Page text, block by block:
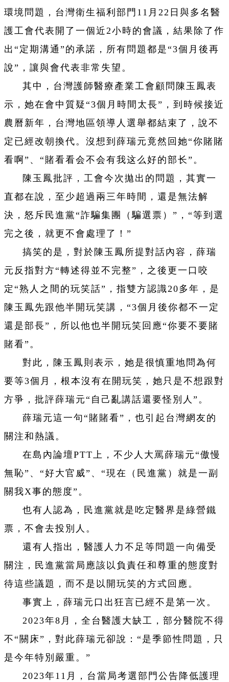
環境問題，台灣衛生福利部門11月22日與多名醫
護工會代表開了一個近2小時的會議，結果除了作
出“定期溝通”的承諾，所有問題都是“3個月後再
說”，讓與會代表非常失望。
其中，台灣護師醫療產業工會顧問陳玉鳳表
示，她在會中質疑“3個月時間太長”，到時候接近
農曆新年，台灣地區領導人選舉都結束了，說不
定已經改朝換代。沒想到薛瑞元竟然回她“你賭賭
看啊”、“賭看看会不会有我这么好的部长”。
陳玉鳳批評，工會今次拋出的問題，其實一
直都在說，至少超過兩三年時間，還是無法解
決，怒斥民進黨“詐騙集團（騙選票）”，“等到選
完之後，就更不會處理了！”
搞笑的是，對於陳玉鳳所提對話內容，薛瑞
元反指對方“轉述得並不完整”，之後更一口咬
定“熟人之間的玩笑話”，指雙方認識20多年，是
陳玉鳳先跟他半開玩笑講，“3個月後你都不一定
還是部長”，所以他也半開玩笑回應“你要不要賭
賭看”。
對此，陳玉鳳則表示，她是很慎重地問為何
要等3個月，根本沒有在開玩笑，她只是不想跟對
方爭，批評薛瑞元“自己亂講話還要怪別人”。
薛瑞元這一句“賭賭看”，也引起台灣網友的
關注和熱議。
在島內論壇PTT上，不少人大罵薛瑞元“傲慢
無恥”、“好大官威”、“現在（民進黨）就是一副
關我X事的態度”。
也有人認為，民進黨就是吃定醫界是綠營鐵
票，不會去投別人。
還有人指出，醫護人力不足等問題一向備受
關注，民進黨當局應該以負責任和尊重的態度對
待這些議題，而不是以開玩笑的方式回應。
事實上，薛瑞元口出狂言已經不是第一次。
2023年8月，全台醫護大缺工，部分醫院不得
不“關床”，對此薛瑞元卻說：“是季節性問題，只
是今年特別嚴重。”
2023年11月，台當局考選部門公告降低護理